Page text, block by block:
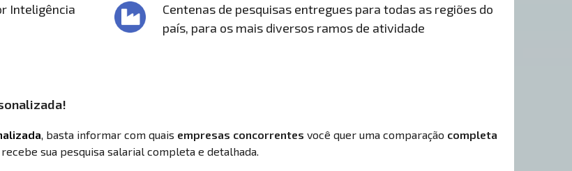
Inteligência
Centenas de pesquisas entregues para todas as regiões do
país, para os mais diversos ramos de atividade
, basta informar com quais empresas concorrentes você quer uma comparação completa
recebe sua pesquisa salarial completa e detalhada.